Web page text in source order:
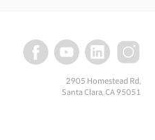
2905 Homestead Rd,
Santa Clara, CA 95051